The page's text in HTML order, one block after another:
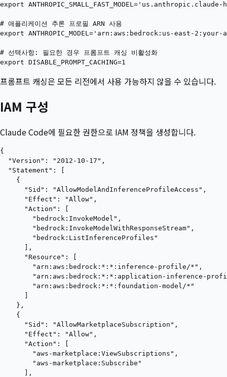
export
# 애플리케이션 추론 프로필 ARN 사용
export ANTHROPIC_MODEL='arn:aws:bedrock:us-east-
# 선택사항: 필요한 경우 프롬프트 캐싱 비활성화
프롬프트 캐싱은 모든 리전에서 사용 가능하지 않을 수 있습니다.
IAM 구성
Claude Code에 필요한 권한으로 IAM 정책을 생성합니다.
{
  "Version": "2012-10-17",
  "Statement": [
    {
      "Sid": "AllowModelAndInferenceProfileAccess",
      "Effect": "Allow",
      "Action": [
        "bedrock:InvokeModel",
        "bedrock:InvokeModelWithResponseStream",
        "bedrock:ListInferenceProfiles"
      ],
      "Resource": [
        "arn:aws:bedrock:*:*:inference-profile/*",
"arn:aws:bedrock:*:*:application-inference-
        "arn:aws:bedrock:*:*:foundation-model/*"
    },
    {
      "Sid": "AllowMarketplaceSubscription",
      "Effect": "Allow",
      "Action": [
        "aws-marketplace:ViewSubscriptions",
        "aws-marketplace:Subscribe"
      ],